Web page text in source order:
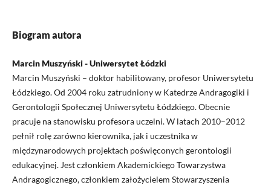
Biogram autora
Marcin Muszyński - Uniwersytet Łódzki
Marcin Muszyński – doktor habilitowany, profesor Uniwersytetu
Łódzkiego. Od 2004 roku zatrudniony w Katedrze Andragogiki i
Gerontologii Społecznej Uniwersytetu Łódzkiego. Obecnie
pracuje na stanowisku profesora uczelni. W latach 2010–2012
pełnił rolę zarówno kierownika, jak i uczestnika w
międzynarodowych projektach poświęconych gerontologii
edukacyjnej. Jest członkiem Akademickiego Towarzystwa
Andragogicznego, członkiem założycielem Stowarzyszenia